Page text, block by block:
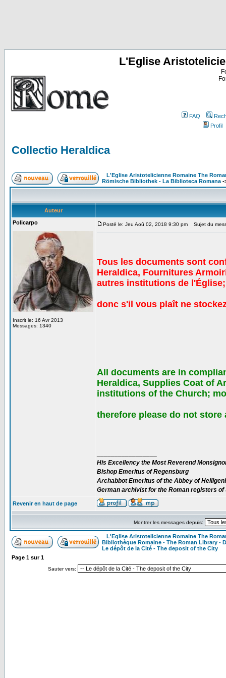
L'Eglise
FAQ
Profil
Collectio Heraldica
L'Eglise Aristotelicienne Romaine The
Römische Bibliothek - La Biblioteca Romana -
Auteur
Policarpo
Inscrit le: 16 Avr 2013
Messages: 1340
Posté le: Jeu Aoû 02, 2018 9:30 pm Sujet du
Tous les documents sont
Heraldica, Fournitures
autres institutions de
donc s'il vous plaît ne
All documents are in
Heraldica, Supplies Coat of
institutions of the Church;
therefore please do not
His Excellency the Most Reverend
Bishop Emeritus of Regensburg
Archabbot Emeritus of the Abbey of
German archivist for the Roman registers of
Revenir en haut de page
Montrer les messages depuis:
L'Eglise Aristotelicienne Romaine The
Bibliothèque Romaine - The Roman Library -
Le dépôt de la Cité - The deposit of the City
Page 1 sur1
Sauter vers: